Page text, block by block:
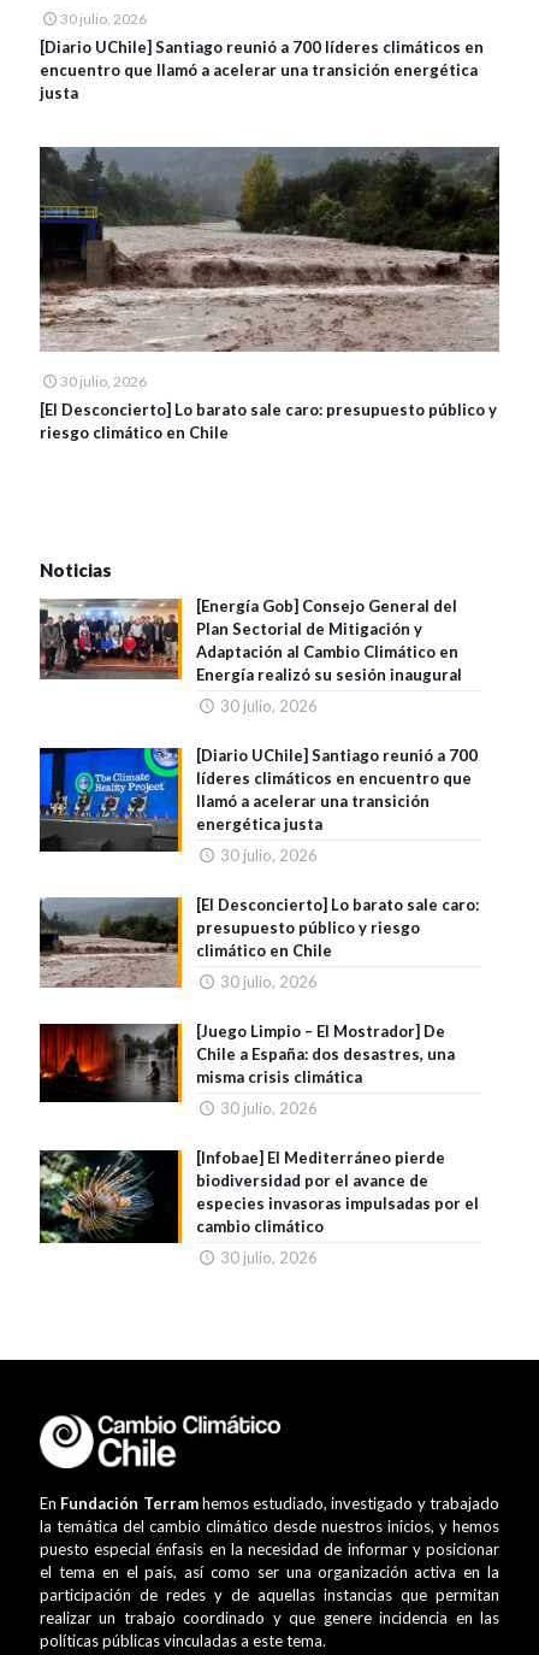
30 julio, 2026
[Diario UChile] Santiago reunió a 700 líderes climáticos en
encuentro que llamó a acelerar una transición energética
justa
30 julio, 2026
[El Desconcierto] Lo barato sale caro: presupuesto público y
riesgo climático en Chile
Noticias
[Energía Gob] Consejo General del
Plan Sectorial de Mitigación y
Adaptación al Cambio Climático en
Energía realizó su sesión inaugural
30 julio, 2026
[Diario UChile] Santiago reunió a 700
líderes climáticos en encuentro que
llamó a acelerar una transición
energética justa
30 julio, 2026
[El Desconcierto] Lo barato sale caro:
presupuesto público y riesgo
climático en Chile
30 julio, 2026
[Juego Limpio – El Mostrador] De
Chile a España: dos desastres, una
misma crisis climática
30 julio, 2026
[Infobae] El Mediterráneo pierde
biodiversidad por el avance de
especies invasoras impulsadas por el
cambio climático
30 julio, 2026
En Fundación Terramhemos estudiado, investigado y trabajado
la temática del cambio climático desde nuestros inicios, y hemos
puesto especial énfasis en la necesidad de informar y posicionar
el tema en el país, así como ser una organización activa en la
participación de redes y de aquellas instancias que permitan
realizar un trabajo coordinado y que genere incidencia en las
políticas públicas vinculadas a este tema.